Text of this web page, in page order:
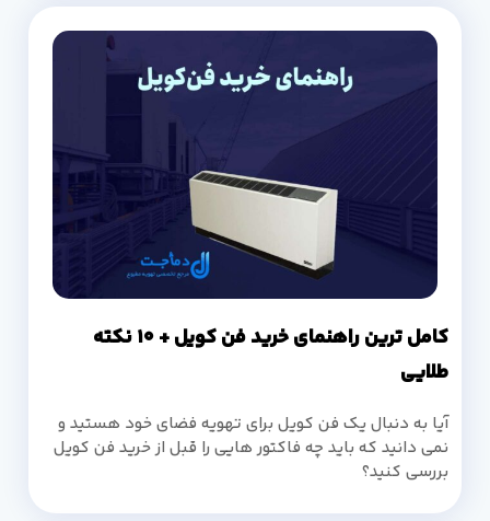
کامل ترین راهنمای خرید فن کویل + 10 نکته
طلایی
آیا به دنبال یک فن کویل برای تهویه فضای خود هستید و
نمی دانید که باید چه فاکتور هایی را قبل از خرید فن کویل
بررسی کنید؟